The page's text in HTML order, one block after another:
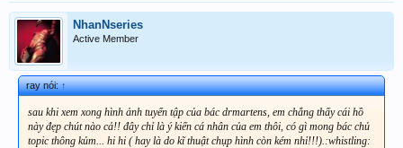
NhanNseries
Active Member
ray nói:↑
sau khi xem xong hình ảnh tuyển tập của bác drmartens, em chẳng thấy cái hồ
này đẹp chút nào cả!! đây chỉ là ý kiến cá nhân của em thôi, có gì mong bác chủ
topic thông kủm... hi hi ( hay là do kĩ thuật chụp hình còn kém nhỉ!!!).:whistling: